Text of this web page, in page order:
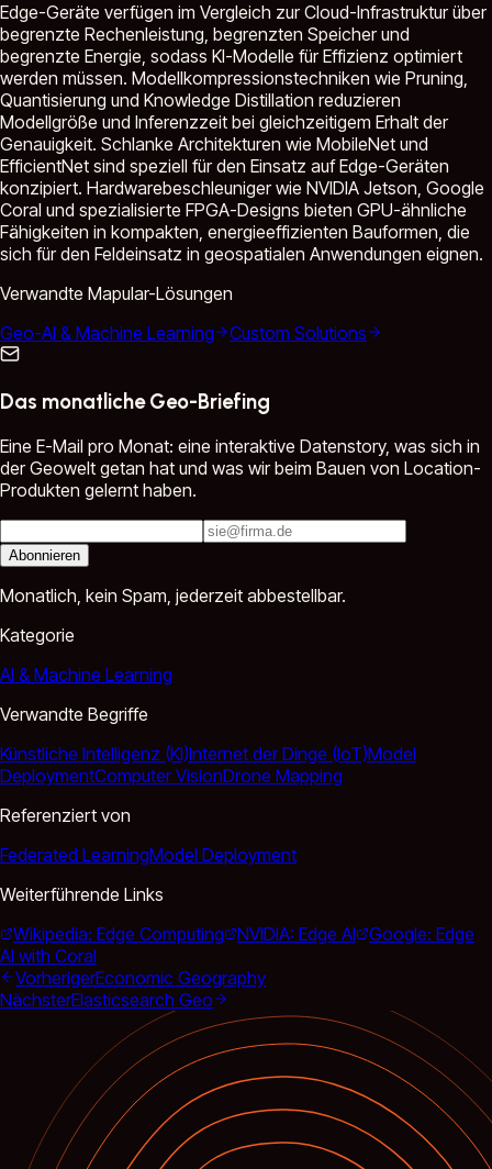
Edge-Geräte verfügen im Vergleich zur Cloud-Infrastruktur über
begrenzte Rechenleistung, begrenzten Speicher und
begrenzte Energie, sodass KI-Modelle für Effizienz optimiert
werden müssen. Modellkompressionstechniken wie Pruning,
Quantisierung und Knowledge Distillation reduzieren
Modellgröße und Inferenzzeit bei gleichzeitigem Erhalt der
Genauigkeit. Schlanke Architekturen wie MobileNet und
EfficientNet sind speziell für den Einsatz auf Edge-Geräten
konzipiert. Hardwarebeschleuniger wie NVIDIA Jetson, Google
Coral und spezialisierte FPGA-Designs bieten GPU-ähnliche
Fähigkeiten in kompakten, energieeffizienten Bauformen, die
sich für den Feldeinsatz in geospatialen Anwendungen eignen.
Verwandte Mapular-Lösungen
Geo-AI & Machine Learning
Custom Solutions
Das monatliche Geo-Briefing
Eine E-Mail pro Monat: eine interaktive Datenstory, was sich in
der Geowelt getan hat und was wir beim Bauen von Location-
Produkten gelernt haben.
Abonnieren
Monatlich, kein Spam, jederzeit abbestellbar.
Kategorie
AI & Machine Learning
Verwandte Begriffe
Künstliche Intelligenz (KI)Internet der Dinge (IoT)Model
DeploymentComputer VisionDrone Mapping
Referenziert von
Federated LearningModel Deployment
Weiterführende Links
Wikipedia: Edge Computing
NVIDIA: Edge AI
Google: Edge
AI with Coral
VorherigerEconomic Geography
NächsterElasticsearch Geo